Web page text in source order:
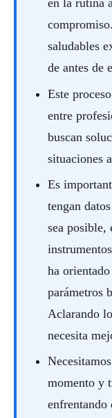
en la rutina
saludables
de antes de
Este
entre
buscan
situaciones
Es
tengan
sea posible,
ha
parámetros
Aclarando
necesita
momento y
enfrentando